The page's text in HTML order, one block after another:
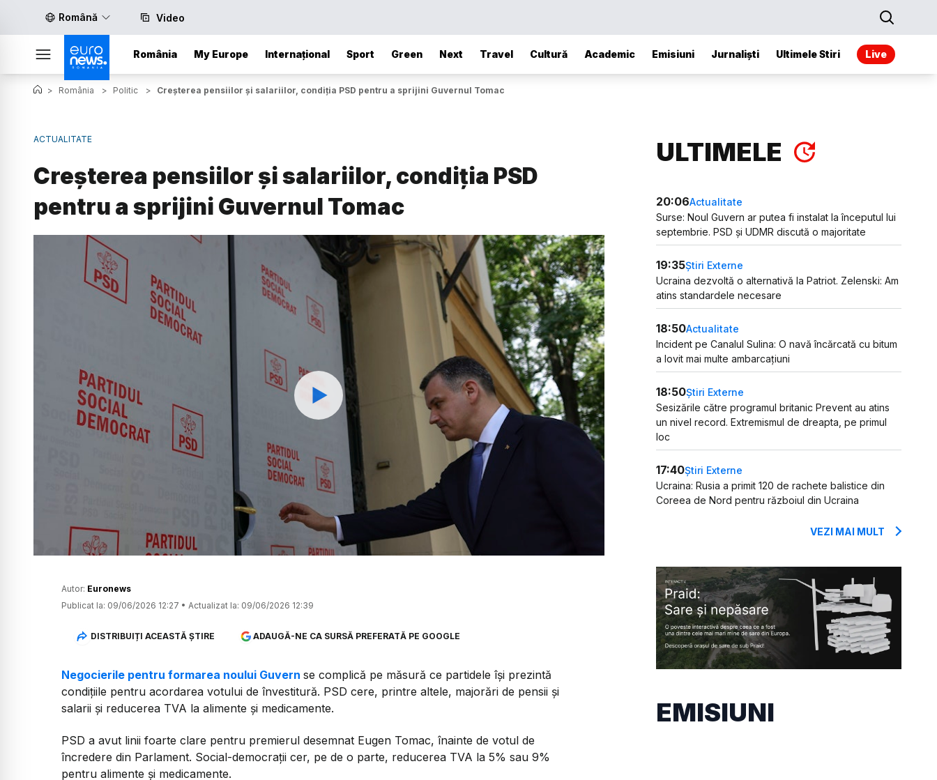
Română Video
România My Europe Internațional Sport Green Next Travel Cultură Academic Emisiuni Jurnaliști Ultimele Stiri Live
> România > Politic > Creșterea pensiilor și salariilor, condiția PSD pentru a sprijini Guvernul Tomac
ACTUALITATE
Creșterea pensiilor și salariilor, condiția PSD
pentru a sprijini Guvernul Tomac
Watch
Autor: Euronews
Publicat la: 09/06/2026 12:27 • Actualizat la: 09/06/2026 12:39
DISTRIBUIȚI ACEASTĂ ȘTIRE ADAUGĂ-NE CA SURSĂ PREFERATĂ PE GOOGLE
Negocierile pentru formarea noului Guvern se complică pe măsură ce partidele își prezintă
condițiile pentru acordarea votului de învestitură. PSD cere, printre altele, majorări de pensii și
salarii și reducerea TVA la alimente și medicamente.
PSD a avut linii foarte clare pentru premierul desemnat Eugen Tomac, înainte de votul de
încredere din Parlament. Social-democrații cer, pe de o parte, reducerea TVA la 5% sau 9%
pentru alimente și medicamente.
ULTIMELE
20:06Actualitate
Surse: Noul Guvern ar putea fi instalat la începutul lui
septembrie. PSD și UDMR discută o majoritate
19:35Știri Externe
Ucraina dezvoltă o alternativă la Patriot. Zelenski: Am
atins standardele necesare
18:50Actualitate
Incident pe Canalul Sulina: O navă încărcată cu bitum
a lovit mai multe ambarcațiuni
18:50Știri Externe
Sesizările către programul britanic Prevent au atins
un nivel record. Extremismul de dreapta, pe primul
loc
17:40Știri Externe
Ucraina: Rusia a primit 120 de rachete balistice din
Coreea de Nord pentru războiul din Ucraina
VEZI MAI MULT
EMISIUNI